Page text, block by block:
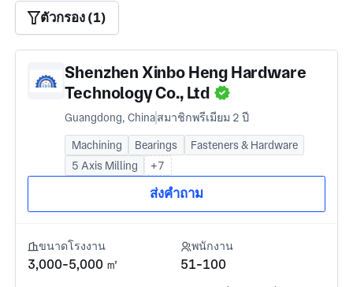
ตัวกรอง (1)
Shenzhen Xinbo Heng Hardware
Technology Co., Ltd
Guangdong, Chinaสมาชิกพรีเมียม 2 ปี
Machining Bearings
Fasteners & Hardware
5 Axis Milling
+7
ส่งคำถาม
ขนาดโรงงาน
3,000-5,000 ㎡
พนักงาน
51-100